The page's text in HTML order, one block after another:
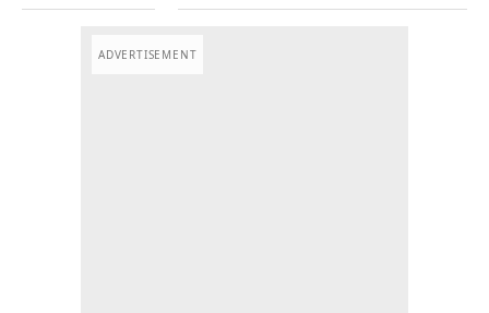
ADVERTISEMENT